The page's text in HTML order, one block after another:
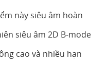
này siêu âm hoàn
siêu âm 2D B-mode
cao và nhiều hạn